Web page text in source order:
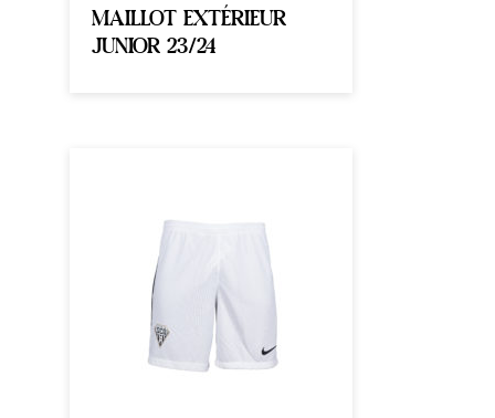
MAILLOT EXTÉRIEUR
JUNIOR 23/24